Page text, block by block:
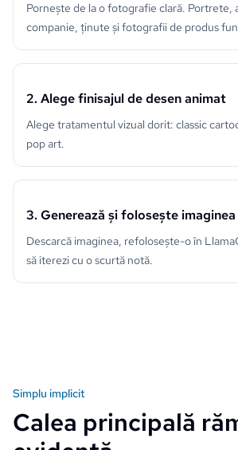
Pornește de la o fotografie clară. Portrete,
companie, ținute și fotografii de produs
2. Alege finisajul de desen animat
Alege tratamentul vizual dorit: classic
pop art.
3. Generează și folosește imaginea
Descarcă imaginea, refolosește-o în
să iterezi cu o scurtă notă.
Simplu implicit
Calea principală